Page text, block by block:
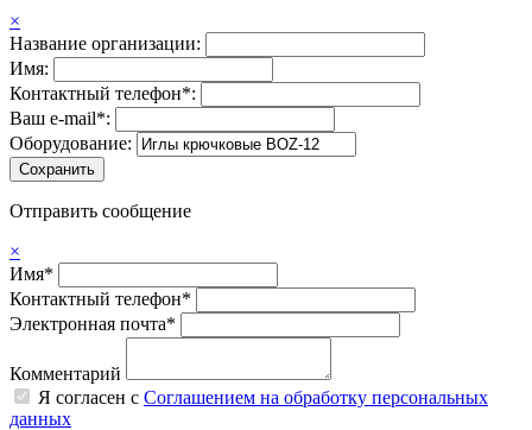
×
Название организации:
Имя:
Контактный телефон*:
Ваш e-mail*:
Оборудование:
Отправить сообщение
×
Имя*
Контактный телефон*
Электронная почта*
Комментарий
Я согласен с Соглашением на обработку персональных
данных